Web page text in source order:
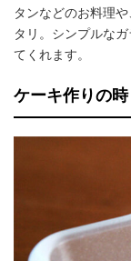
タンなどのお料理
タリ。シンプルな
てくれます。
ケーキ作りの